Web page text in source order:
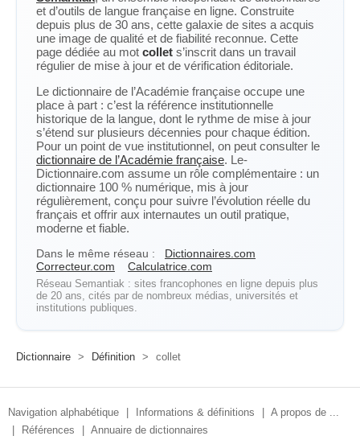
et d’outils de langue française en ligne. Construite
depuis plus de 30 ans, cette galaxie de sites a acquis
une image de qualité et de fiabilité reconnue. Cette
page dédiée au mot collet s’inscrit dans un travail
régulier de mise à jour et de vérification éditoriale.
Le dictionnaire de l’Académie française occupe une
place à part : c’est la référence institutionnelle
historique de la langue, dont le rythme de mise à jour
s’étend sur plusieurs décennies pour chaque édition.
Pour un point de vue institutionnel, on peut consulter le
dictionnaire de l’Académie française. Le-
Dictionnaire.com assume un rôle complémentaire : un
dictionnaire 100 % numérique, mis à jour
régulièrement, conçu pour suivre l’évolution réelle du
français et offrir aux internautes un outil pratique,
moderne et fiable.
Dans le même réseau :
Dictionnaires.com
Correcteur.com
Calculatrice.com
Réseau Semantiak : sites francophones en ligne depuis plus
de 20 ans, cités par de nombreux médias, universités et
institutions publiques.
Dictionnaire > Définition > collet
Navigation alphabétique Informations & définitions
A propos de ...
Références Annuaire de dictionnaires